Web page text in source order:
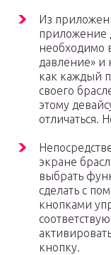
Из
приложение
необходимо
давление» и
как каждый
своего
этому
отличаться.
экране
выбрать
сделать с
кнопками
кнопку.